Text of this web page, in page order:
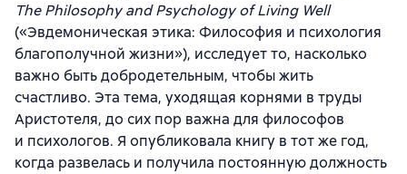
The Philosophy and Psychology of Living Well
(«Эвдемоническая этика: Философия и психология
благополучной жизни»), исследует то, насколько
важно быть добродетельным, чтобы жить
счастливо. Эта тема, уходящая корнями в труды
Аристотеля, до сих пор важна для философов
и психологов. Я опубликовала книгу в тот же год,
когда развелась и получила постоянную должность